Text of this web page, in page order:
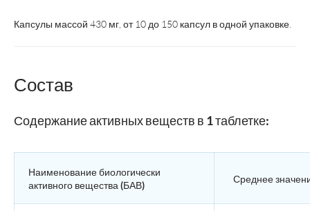
Капсулы массой 430 мг, от 10 до 150 капсул в одной упаковке.
Состав
Содержание активных веществ в 1 таблетке:
Наименование биологически
активного вещества (БАВ)
Среднее